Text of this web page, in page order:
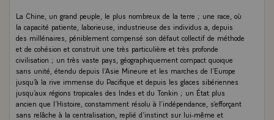
La Chine, un grand peuple, le plus nombreux de la terre ; une race, où
la capacité patiente, laborieuse, industrieuse des individus a, depuis
des millénaires, péniblement compensé son défaut collectif de méthode
et de cohésion et construit une très particulière et très profonde
civilisation ; un très vaste pays, géographiquement compact quoique
sans unité, étendu depuis l’Asie Mineure et les marches de l’Europe
jusqu’à la rive immense du Pacifique et depuis les glaces sibériennes
jusqu’aux régions tropicales des Indes et du Tonkin ; un État plus
ancien que l’Histoire, constamment résolu à l’indépendance, s’efforçant
sans relâche à la centralisation, replié d’instinct sur lui-même et